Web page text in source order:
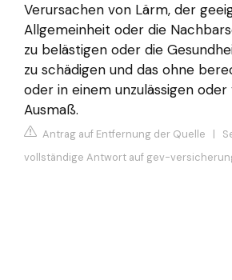
Verursachen von Lärm, der
Allgemeinheit oder die
zu belästigen oder die
zu schädigen und das ohne
oder in einem unzulässigen
Ausmaß.
Antrag auf Entfernung der Quelle |
vollständige Antwort auf gev-